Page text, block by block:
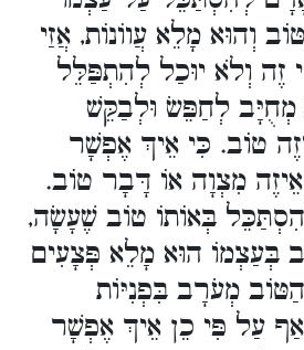
וְהוּא מָלֵא עֲווֹנוֹת, אֲזַי
זֶה וְלֹא יוּכַל לְהִתְפַּלֵּל
מְחֻיָּב לְחַפֵּשׂ וּלְבַקֵּשׁ
טוֹב. כִּי אֵיךְ אֶפְשָׁר
מִצְוָה אוֹ דָּבָר טוֹב.
בְּאוֹתוֹ טוֹב שֶׁעָשָׂה,
בְּעַצְמוֹ הוּא מָלֵא פְּצָעִים
מְעֹרָב בִּפְנִיּוֹת
עַל פִּי כֵן אֵיךְ אֶפְשָׁר